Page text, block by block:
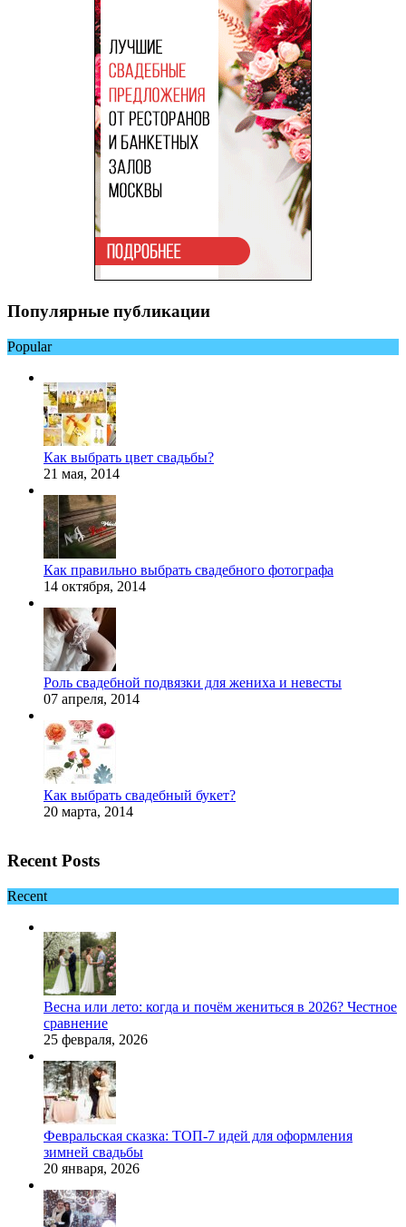
Популярные публикации
Popular
Как выбрать цвет свадьбы?
21 мая, 2014
Как правильно выбрать свадебного фотографа
14 октября, 2014
Роль свадебной подвязки для жениха и невесты
07 апреля, 2014
Как выбрать свадебный букет?
20 марта, 2014
Recent Posts
Recent
Весна или лето: когда и почём жениться в 2026? Честное
сравнение
25 февраля, 2026
Февральская сказка: ТОП-7 идей для оформления
зимней свадьбы
20 января, 2026